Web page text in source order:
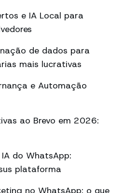
e IA Local para
de dados para
mais lucrativas
e Automação
ao Brevo em 2026:
do WhatsApp:
plataforma
no WhatsApp: o que